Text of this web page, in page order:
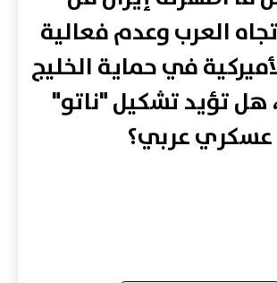
العرب وعدم فعالية
في حماية الخليج
هل تؤيد تشكيل "ناتو"
عسكري عربي؟